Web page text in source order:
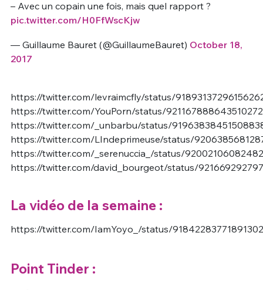
– Avec un copain une fois, mais quel rapport ?
pic.twitter.com/H0FfWscKjw
— Guillaume Bauret (@GuillaumeBauret) October 18,
2017
https://twitter.com/levraimcfly/status/
https://twitter.com/YouPorn/status/921167888643510272
https://twitter.com/_unbarbu/status/
https://twitter.com/LIndeprimeuse/status/
https://twitter.com/_serenuccia_/status/
https://twitter.com/david_bourgeot/status/
La vidéo de la semaine :
https://twitter.com/IamYoyo_/status/
Point Tinder :